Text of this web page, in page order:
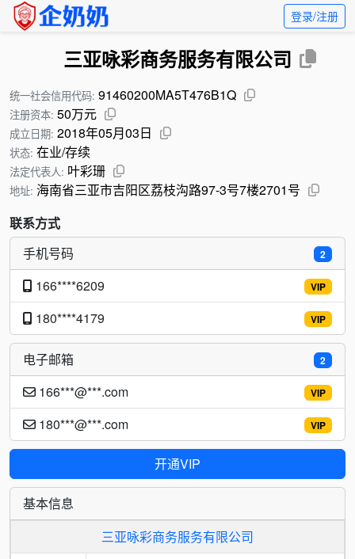
登录/注册
三亚咏彩商务服务有限公司
统一社会信用代码: 91460200MA5T476B1Q
注册资本: 50万元
成立日期: 2018年05月03日
状态: 在业/存续
法定代表人: 叶彩珊
地址: 海南省三亚市吉阳区荔枝沟路97-3号7楼2701号
联系方式
2
手机号码
VIP
166****6209
VIP
180****4179
2
电子邮箱
VIP
166***@***.com
VIP
180***@***.com
开通VIP
基本信息
三亚咏彩商务服务有限公司